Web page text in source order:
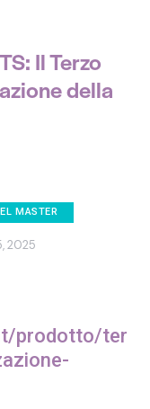
Il Terzo
della
MASTER
2025
prodotto/ter